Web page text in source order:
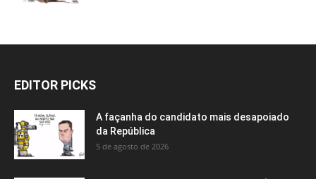
EDITOR PICKS
A façanha do candidato mais desapoiado
da República
5 de agosto de 2026